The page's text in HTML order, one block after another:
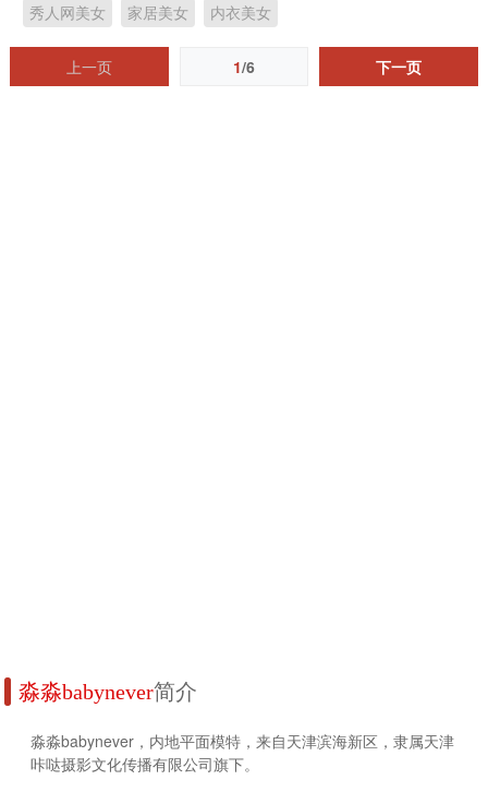
秀人网美女
家居美女 内衣美女
上一页 1/6 下一页
淼淼babynever简介
淼淼babynever，内地平面模特，来自天津滨海新区，隶属天津
咔哒摄影文化传播有限公司旗下。